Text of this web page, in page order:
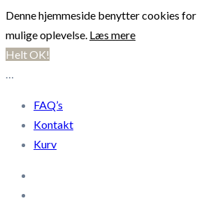
Denne hjemmeside benytter cookies
mulige oplevelse. Læs mere
Helt OK!
…
FAQ’s
Kontakt
Kurv